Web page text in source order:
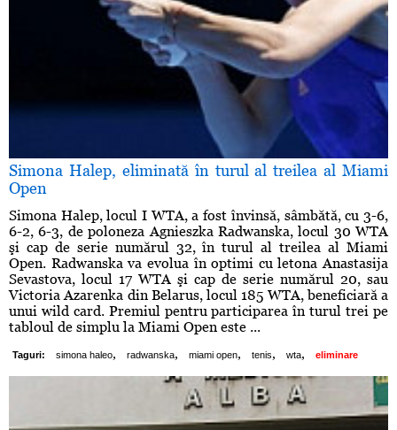
Simona Halep, eliminată în turul al treilea al Miami
Open
Simona Halep, locul I WTA, a fost învinsă, sâmbătă, cu 3-6,
6-2, 6-3, de poloneza Agnieszka Radwanska, locul 30 WTA
şi cap de serie numărul 32, în turul al treilea al Miami
Open. Radwanska va evolua în optimi cu letona Anastasija
Sevastova, locul 17 WTA şi cap de serie numărul 20, sau
Victoria Azarenka din Belarus, locul 185 WTA, beneficiară a
unui wild card. Premiul pentru participarea în turul trei pe
tabloul de simplu la Miami Open este ...
Taguri: simona haleo, radwanska, miami open, tenis, wta, eliminare